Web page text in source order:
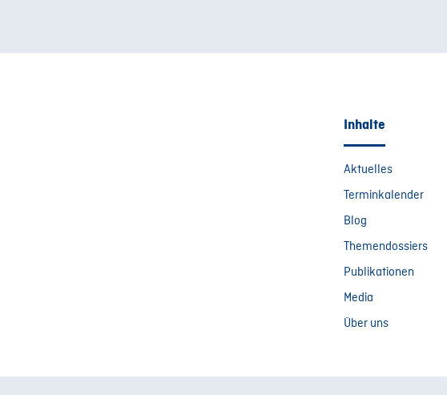
Inhalte
Aktuelles
Terminkalender
Blog
Themendossiers
Publikationen
Media
Über uns